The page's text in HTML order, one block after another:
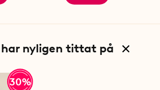
har nyligen tittat på
30%